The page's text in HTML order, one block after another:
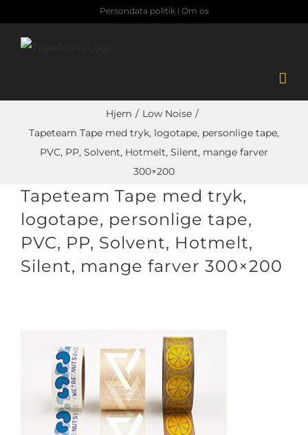
content
Persondata politikl Om os
Hjem
Low Noise
Tapeteam Tape med tryk, logotape, personlige tape,
PVC, PP, Solvent, Hotmelt, Silent, mange farver
300×200
Tapeteam Tape med tryk,
logotape, personlige tape,
PVC, PP, Solvent, Hotmelt,
Silent, mange farver 300×200